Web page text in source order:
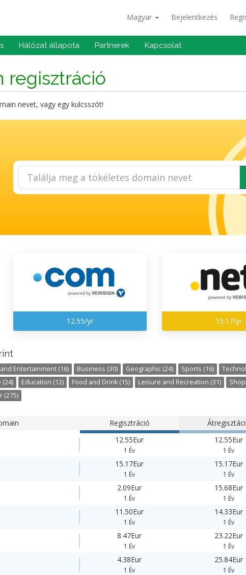
Magyar Bejelentkezés
Hálózat állapota Partnerek Kapcsolat
regisztráció
nevet, vagy egy kulcsszót!
12.55/yr 15.17/yr
Entertainment (16) Business (30) Geographic (24) Sports (16)
Education (12) Food and Drink (15) Leisure and Recreation (31)
(275)
Regisztráció
12.55Eur
1 Év
12.55Eur
1 Év
15.17Eur
1 Év
15.17Eur
1 Év
2.09Eur
1 Év
15.68Eur
1 Év
11.50Eur
1 Év
14.33Eur
1 Év
8.47Eur
1 Év
23.22Eur
1 Év
4.38Eur
1 Év
25.84Eur
1 Év